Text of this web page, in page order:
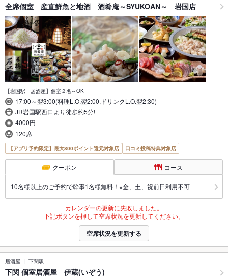
全席個室 産直鮮魚と地酒 酒肴庵～SYUKOAN～ 岩国店
【岩国駅 居酒屋】個室２名～OK
17:00～翌3:00(料理L.O.翌2:00,ドリンクL.O.翌2:30)
JR岩国駅西口より徒歩約5分!
4000円
120席
【アプリ予約限定】最大800ポイント還元対象店 口コミ投稿特典対象店
クーポン コース
10名様以上のご予約で幹事1名様無料！※金、土、祝前日利用不可
カレンダーの更新に失敗しました。
下記ボタンを押して空席状況を更新してください。
空席状況を更新する
居酒屋 下関駅
下関 個室居酒屋 伊蔵(いぞう)